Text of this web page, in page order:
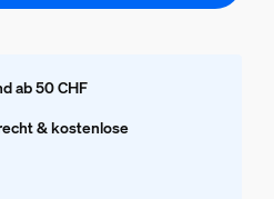
ab 50 CHF
& kostenlose